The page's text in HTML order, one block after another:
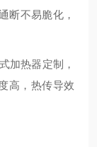
断不易脆化，
加热器定制，
高，热传导效